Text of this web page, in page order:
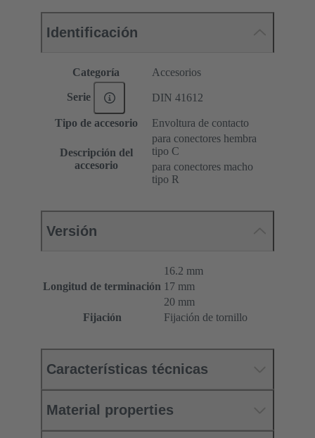
Identificación
Categoría Accesorios
Serie DIN 41612
Tipo de accesorio Envoltura de contacto
Descripción del
accesorio
para conectores hembra
tipo C
para conectores macho
tipo R
Versión
Longitud de terminación
16.2 mm
17 mm
20 mm
Fijación
Fijación de tornillo
Características técnicas
Material properties